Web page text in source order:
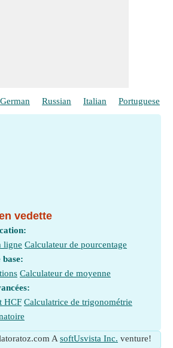
German Russian Italian Portuguese
vedette
ligne Calculateur de pourcentage
Calculateur de moyenne
HCF Calculatrice de trigonométrie
A softUsvista Inc. venture!